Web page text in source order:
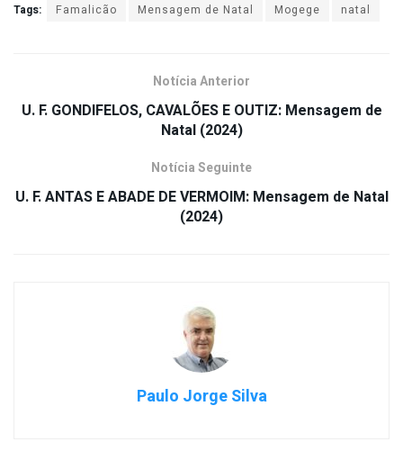
Tags: Famalicão Mensagem de Natal Mogege natal
Notícia Anterior
U. F. GONDIFELOS, CAVALÕES E OUTIZ: Mensagem de
Natal (2024)
Notícia Seguinte
U. F. ANTAS E ABADE DE VERMOIM: Mensagem de Natal
(2024)
Paulo Jorge Silva